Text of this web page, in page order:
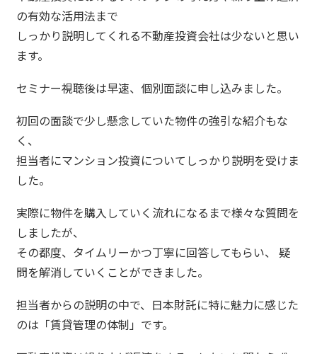
の有効な活用法まで
しっかり説明してくれる不動産投資会社は少ないと思い
ます。
セミナー視聴後は早速、個別面談に申し込みました。
初回の面談で少し懸念していた物件の強引な紹介もな
く、
担当者にマンション投資についてしっかり説明を受けま
した。
実際に物件を購入していく流れになるまで様々な質問を
しましたが、
その都度、タイムリーかつ丁寧に回答してもらい、 疑
問を解消していくことができました。
担当者からの説明の中で、日本財託に特に魅力に感じた
のは「賃貸管理の体制」です。